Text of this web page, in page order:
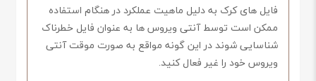
فایل های کرک به دلیل ماهیت عملکرد در هنگام استفاده
ممکن است توسط آنتی ویروس ها به عنوان فایل خطرناک
شناسایی شوند در این گونه مواقع به صورت موقت آنتی
ویروس خود را غیر فعال کنید.